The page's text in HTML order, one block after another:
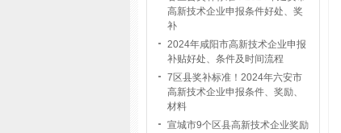
高新技术企业申报条件好处、奖
补
2024年咸阳市高新技术企业申报
补贴好处、条件及时间流程
7区县奖补标准！2024年六安市
高新技术企业申报条件、奖励、
材料
宣城市9个区县高新技术企业奖励